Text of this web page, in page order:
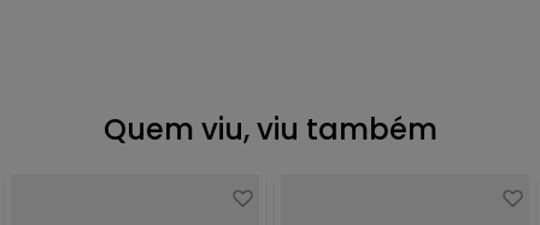
Quem viu, viu também